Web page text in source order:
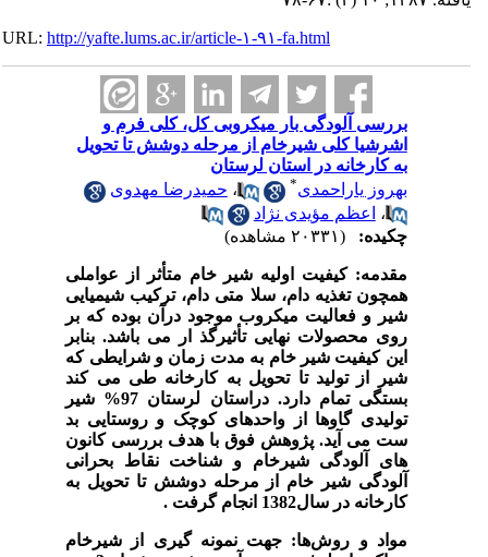
URL:http://yafte.lums.ac.ir/article-۱-۹۱-fa.html
بررسی آلودگی بار میکروبی کل، کلی فرم و
اشرشیا کلی شیرخام از مرحله دوشش تا تحویل
به کارخانه در استان لرستان
بهروز یاراحمدی* ،حمیدرضا مهدوی
،اعظم مؤیدی نژاد
چکیده:
مقدمه:کیفیت اولیه شیر خام متأثر از عواملی
همچون تغذیه دام، سلا متی دام، ترکیب شیمیایی
شیر و فعالیت میکروب موجود درآن بوده که بر
روی محصولات نهایی تأثیرگذ ار می باشد. بنابر
این کیفیت شیر خام به مدت زمان و شرایطی که
شیر از تولید تا تحویل به کارخانه طی می کند
بستگی تمام دارد. دراستان لرستان 97% شیر
تولیدی گاوها از واحدهای کوچک و روستایی بد
ست می آید. پژوهش فوق با هدف بررسی کانون
های آلودگی شیرخام و شناخت نقاط بحرانی
آلودگی شیر خام از مرحله دوشش تا تحویل به
کارخانه در سال1382 انجام گرفت
.
مواد و روش‌ها:جهت نمونه گیری از شیرخام